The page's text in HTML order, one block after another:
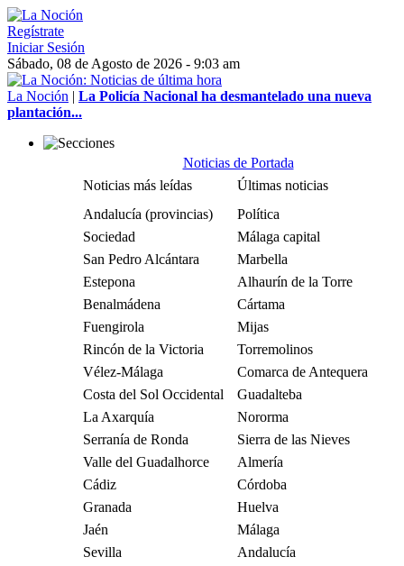
Regístrate
Iniciar Sesión
Sábado, 08 de Agosto de 2026 - 9:03 am
La Noción | La Policía Nacional ha desmantelado una nueva
plantación...
Noticias de Portada
Noticias más leídas
Últimas noticias
Andalucía (provincias)
Política
Sociedad
Málaga capital
San Pedro Alcántara
Marbella
Estepona
Alhaurín de la Torre
Benalmádena
Cártama
Fuengirola
Mijas
Rincón de la Victoria
Torremolinos
Vélez-Málaga
Comarca de Antequera
Costa del Sol Occidental
Guadalteba
La Axarquía
Nororma
Serranía de Ronda
Sierra de las Nieves
Valle del Guadalhorce
Almería
Cádiz
Córdoba
Granada
Huelva
Jaén
Málaga
Sevilla
Andalucía